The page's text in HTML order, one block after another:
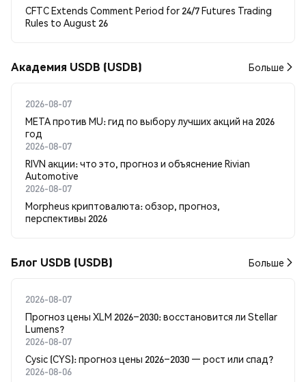
CFTC Extends Comment Period for 24/7 Futures Trading
Rules to August 26
Академия USDB (USDB) Больше
2026-08-07
META против MU: гид по выбору лучших акций на 2026
год
2026-08-07
RIVN акции: что это, прогноз и объяснение Rivian
Automotive
2026-08-07
Morpheus криптовалюта: обзор, прогноз,
перспективы 2026
Блог USDB (USDB) Больше
2026-08-07
Прогноз цены XLM 2026–2030: восстановится ли Stellar
Lumens?
2026-08-07
Cysic (CYS): прогноз цены 2026–2030 — рост или спад?
2026-08-06